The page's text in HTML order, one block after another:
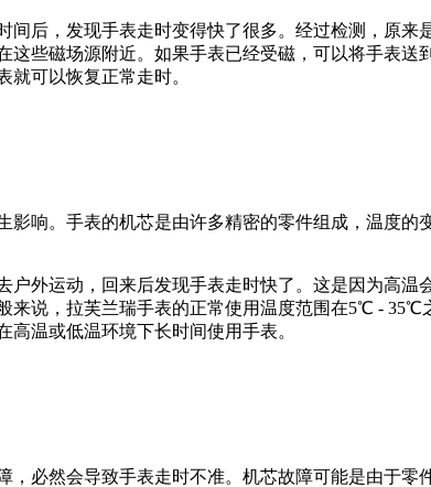
后，发现手表走时变得快了很多。经过检测，原来
这些磁场源附近。如果手表已经受磁，可以将手表
就可以恢复正常走时。
响。手表的机芯是由许多精密的零件组成，温度的
户外运动，回来后发现手表走时快了。这是因为高
来说，拉芙兰瑞手表的正常使用温度范围在5℃ -
温或低温环境下长时间使用手表。
必然会导致手表走时不准。机芯故障可能是由于零